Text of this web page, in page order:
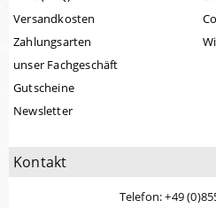
Versandkosten
Zahlungsarten
unser Fachgeschäft
Gutscheine
Newsletter
Kontakt
Telefon: +49